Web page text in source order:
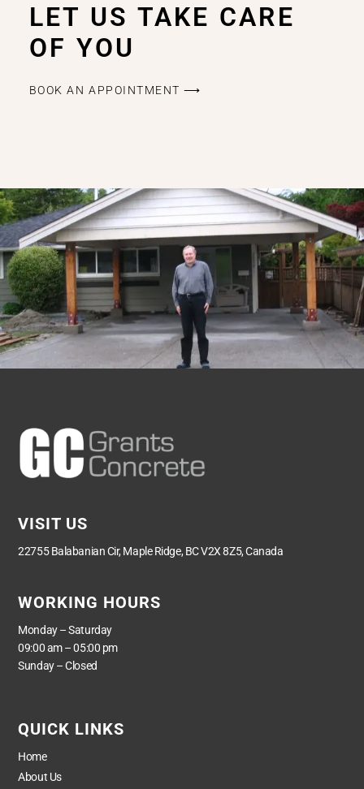
LET US TAKE CARE
OF YOU
BOOK AN APPOINTMENT ⟶
VISIT US
22755 Balabanian Cir, Maple Ridge, BC V2X 8Z5, Canada
WORKING HOURS
Monday – Saturday
09:00 am – 05:00 pm
Sunday – Closed
QUICK LINKS
Home
About Us